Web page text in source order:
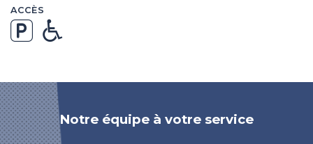
ACCÈS
Notre équipe à votre service